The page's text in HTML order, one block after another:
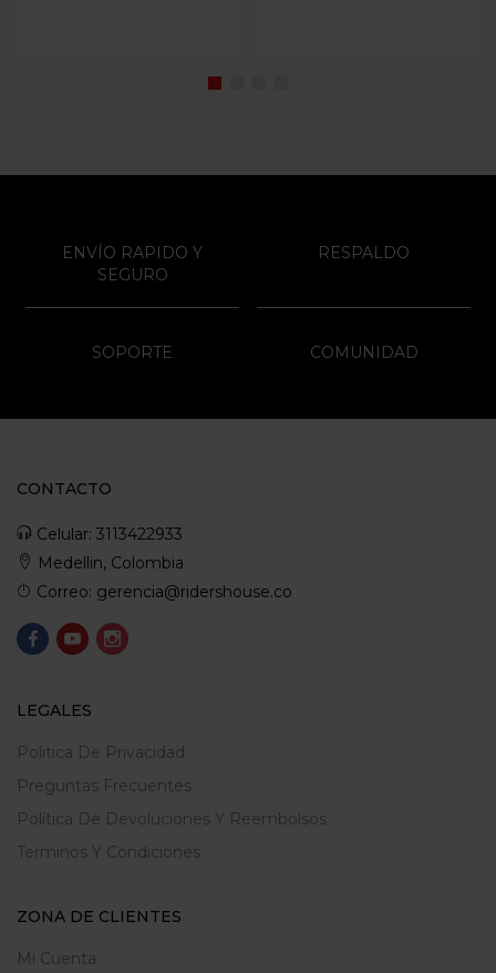
ENVÍO RAPIDO Y
SEGURO
RESPALDO
SOPORTE COMUNIDAD
CONTACTO
Celular: 3113422933
Medellin, Colombia
Correo: gerencia@ridershouse.co
LEGALES
Politica De Privacidad
Preguntas Frecuentes
Política De Devoluciones Y Reembolsos
Terminos Y Condiciones
ZONA DE CLIENTES
Mi Cuenta